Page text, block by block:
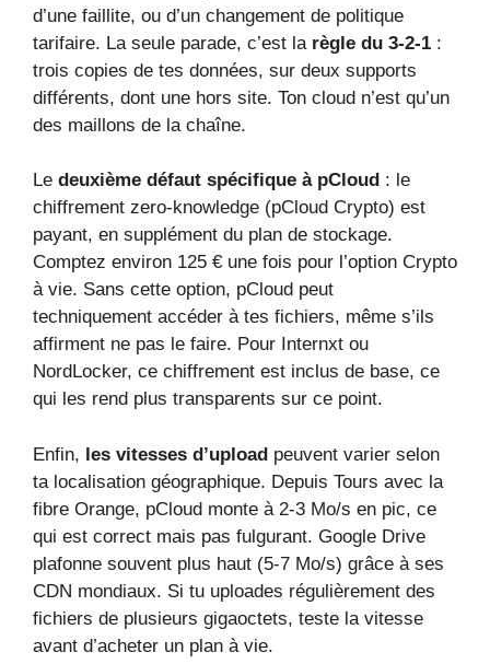
d’une faillite, ou d’un changement de politique
tarifaire. La seule parade, c’est la règle du 3-2-1 :
trois copies de tes données, sur deux supports
différents, dont une hors site. Ton cloud n’est qu’un
des maillons de la chaîne.
Le deuxième défaut spécifique à pCloud : le
chiffrement zero-knowledge (pCloud Crypto) est
payant, en supplément du plan de stockage.
Comptez environ 125 € une fois pour l’option Crypto
à vie. Sans cette option, pCloud peut
techniquement accéder à tes fichiers, même s’ils
affirment ne pas le faire. Pour Internxt ou
NordLocker, ce chiffrement est inclus de base, ce
qui les rend plus transparents sur ce point.
Enfin, les vitesses d’upload peuvent varier selon
ta localisation géographique. Depuis Tours avec la
fibre Orange, pCloud monte à 2-3 Mo/s en pic, ce
qui est correct mais pas fulgurant. Google Drive
plafonne souvent plus haut (5-7 Mo/s) grâce à ses
CDN mondiaux. Si tu uploades régulièrement des
fichiers de plusieurs gigaoctets, teste la vitesse
avant d’acheter un plan à vie.